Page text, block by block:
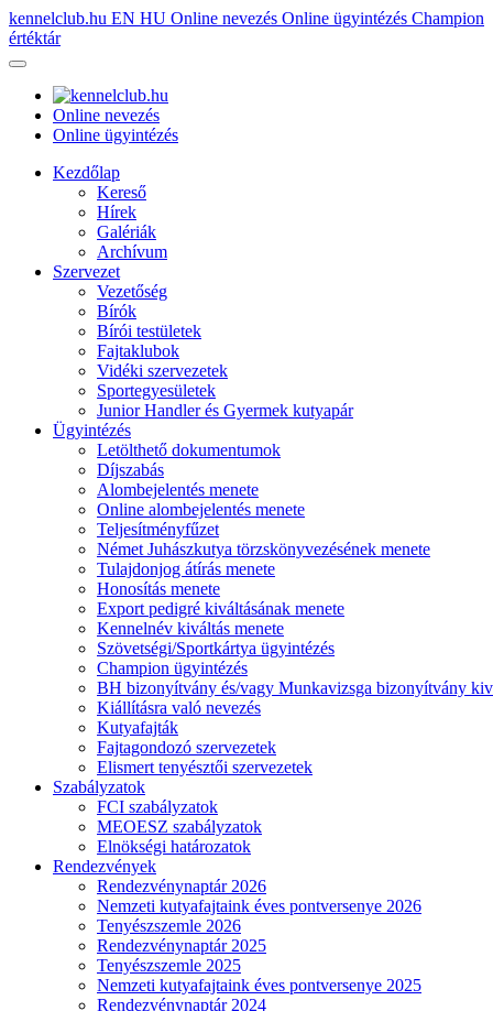
kennelclub.hu EN HU Online nevezés Online ügyintézés Champion
értéktár
Online nevezés
Online ügyintézés
Kezdőlap
Kereső
Hírek
Galériák
Archívum
Szervezet
Vezetőség
Bírók
Bírói testületek
Fajtaklubok
Vidéki szervezetek
Sportegyesületek
Junior Handler és Gyermek kutyapár
Ügyintézés
Letölthető dokumentumok
Díjszabás
Alombejelentés menete
Online alombejelentés menete
Teljesítményfűzet
Német Juhászkutya törzskönyvezésének menete
Tulajdonjog átírás menete
Honosítás menete
Export pedigré kiváltásának menete
Kennelnév kiváltás menete
Szövetségi/Sportkártya ügyintézés
Champion ügyintézés
BH bizonyítvány és/vagy Munkavizsga bizonyítvány
Kiállításra való nevezés
Kutyafajták
Fajtagondozó szervezetek
Elismert tenyésztői szervezetek
Szabályzatok
FCI szabályzatok
MEOESZ szabályzatok
Elnökségi határozatok
Rendezvények
Rendezvénynaptár 2026
Nemzeti kutyafajtaink éves pontversenye 2026
Tenyészszemle 2026
Rendezvénynaptár 2025
Tenyészszemle 2025
Nemzeti kutyafajtaink éves pontversenye 2025
Rendezvénynaptár 2024